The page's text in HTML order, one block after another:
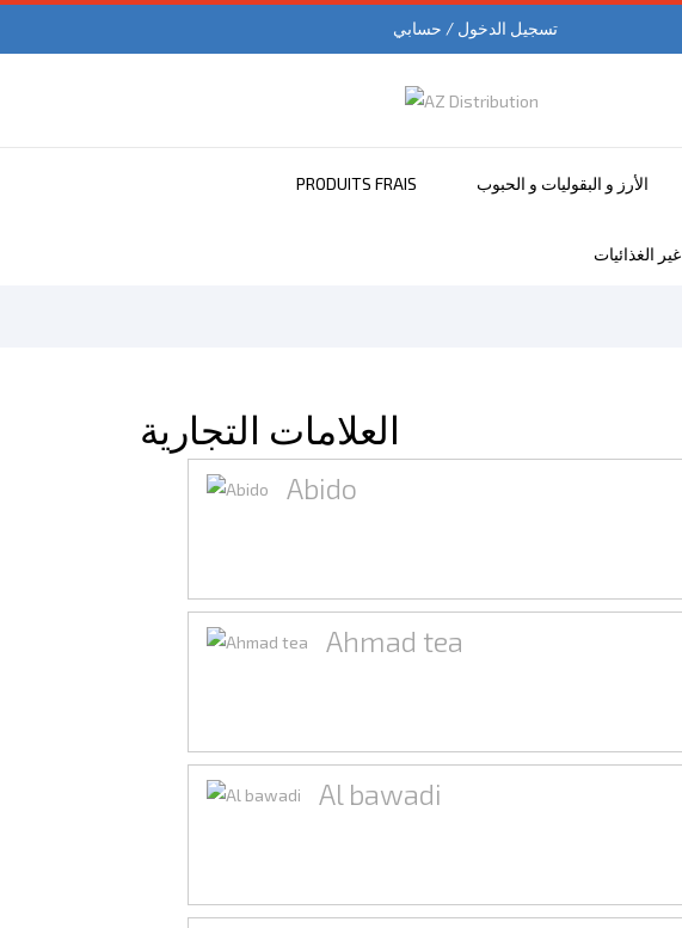
تسجيل الدخول / حسابي
الأرز و البقوليات و الحبوب PRODUITS FRAIS
غير الغذائيات
العلامات التجارية
Abido
Ahmad tea
Al bawadi